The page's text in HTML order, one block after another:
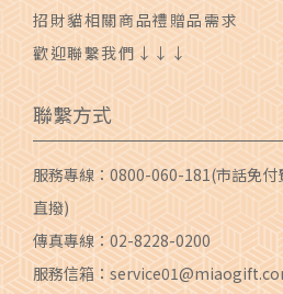
招財貓相關商品禮贈品需求
歡迎聯繫我們↓↓↓
聯繫方式
服務專線： 0800-060-181(市話免付
直撥)
傳真專線：02-8228-0200
服務信箱：